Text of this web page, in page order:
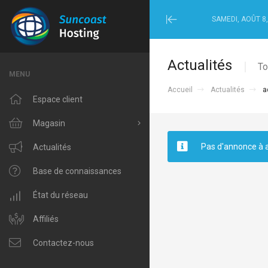
Minimize
Menu
SAMEDI, AOÛT
MENU
Espace client
Magasin
Tout parcourir
Windows Hosting
Linux Hosting
VPS Hosting
Domain Related
Actualités
Base de connaissances
État du réseau
Affiliés
Contactez-nous
Actualités
Accueil Actualités
Pas d'annonce à